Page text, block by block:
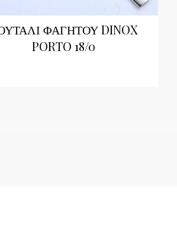
ΦΑΓΗΤΟΥ DINOX
PORTO 18/0